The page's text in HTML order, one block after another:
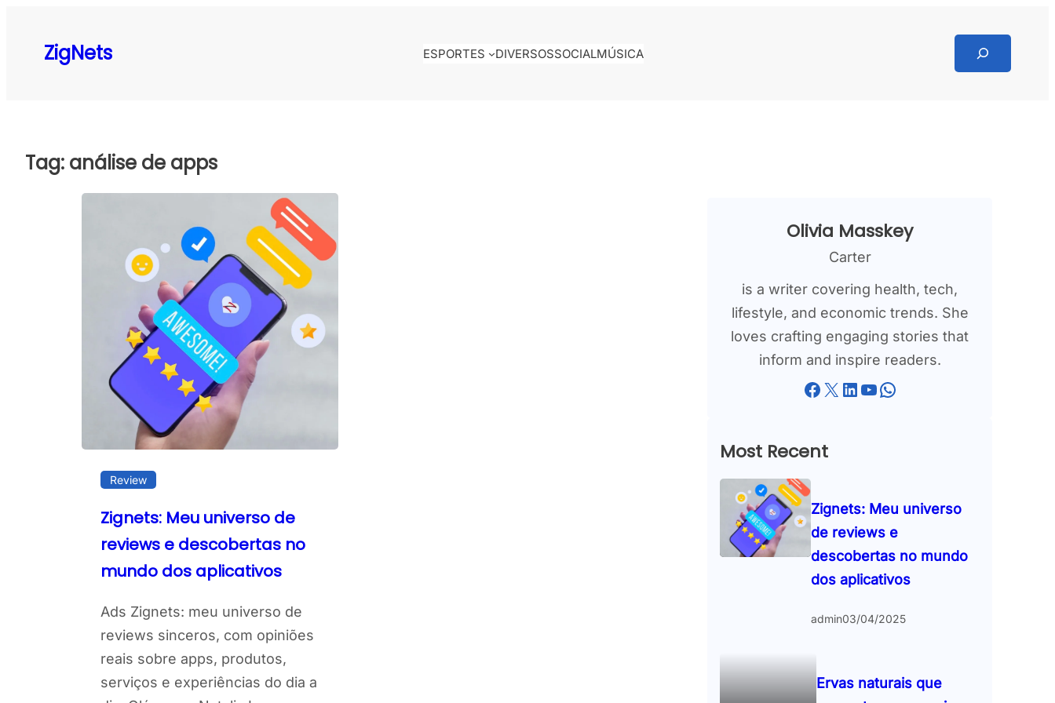
ZigNets ESPORTES DIVERSOSSOCIALMÚSICA
Search
Tag: análise de apps
Review
Zignets: Meu universo de
reviews e descobertas no
mundo dos aplicativos
Ads Zignets: meu universo de
reviews sinceros, com opiniões
reais sobre apps, produtos,
serviços e experiências do dia a
Olivia Masskey
Carter
is a writer covering health, tech,
lifestyle, and economic trends. She
loves crafting engaging stories that
inform and inspire readers.
Facebook X LinkedIn YouTube WhatsApp
Most Recent
Zignets: Meu universo
de reviews e
descobertas no mundo
dos aplicativos
admin03/04/2025
Ervas naturais que